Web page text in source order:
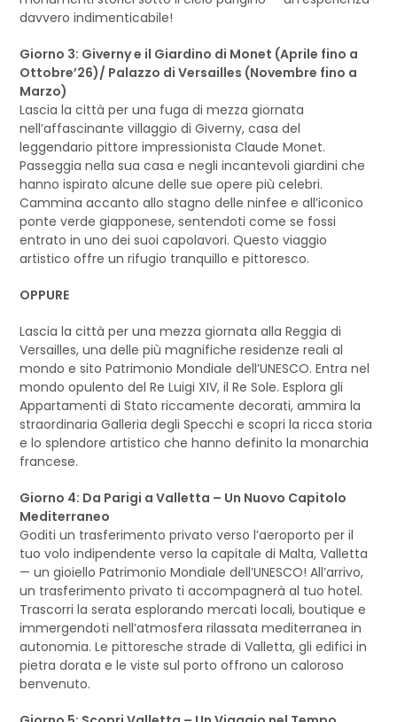
davvero indimenticabile!
Giorno 3: Giverny e il Giardino di Monet (Aprile fino a
Ottobre’26)/ Palazzo di Versailles (Novembre fino a
Marzo)
Lascia la città per una fuga di mezza giornata
nell’affascinante villaggio di Giverny, casa del
leggendario pittore impressionista Claude Monet.
Passeggia nella sua casa e negli incantevoli giardini che
hanno ispirato alcune delle sue opere più celebri.
Cammina accanto allo stagno delle ninfee e all’iconico
ponte verde giapponese, sentendoti come se fossi
entrato in uno dei suoi capolavori. Questo viaggio
artistico offre un rifugio tranquillo e pittoresco.
OPPURE
Lascia la città per una mezza giornata alla Reggia di
Versailles, una delle più magnifiche residenze reali al
mondo e sito Patrimonio Mondiale dell’UNESCO. Entra nel
mondo opulento del Re Luigi XIV, il Re Sole. Esplora gli
Appartamenti di Stato riccamente decorati, ammira la
straordinaria Galleria degli Specchi e scopri la ricca storia
e lo splendore artistico che hanno definito la monarchia
francese.
Giorno 4: Da Parigi a Valletta – Un Nuovo Capitolo
Mediterraneo
Goditi un trasferimento privato verso l’aeroporto per il
tuo volo indipendente verso la capitale di Malta, Valletta
— un gioiello Patrimonio Mondiale dell’UNESCO! All’arrivo,
un trasferimento privato ti accompagnerà al tuo hotel.
Trascorri la serata esplorando mercati locali, boutique e
immergendoti nell’atmosfera rilassata mediterranea in
autonomia. Le pittoresche strade di Valletta, gli edifici in
pietra dorata e le viste sul porto offrono un caloroso
benvenuto.